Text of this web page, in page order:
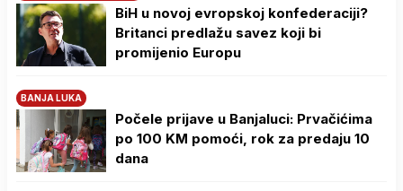
BiH u novoj evropskoj konfederaciji?
Britanci predlažu savez koji bi
promijenio Europu
BANJA LUKA
Počele prijave u Banjaluci: Prvačićima
po 100 KM pomoći, rok za predaju 10
dana